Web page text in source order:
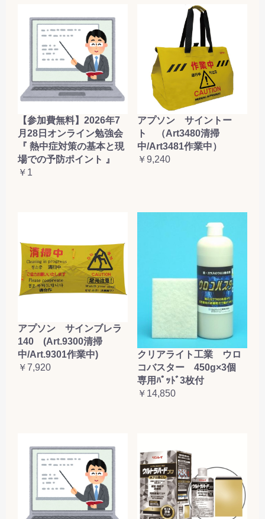
【参加費無料】2026年7
月28日オンライン勉強会
『 熱中症対策の基本と現
場での予防ポイント 』
￥1
アプソン サイントー
ト （Art3480清掃
中/Art3481作業中）
￥9,240
アプソン サインブレラ
140 (Art.9300清掃
中/Art.9301作業中)
￥7,920
クリアライト工業 ウロ
コバスター 450g×3個
専用ﾊﾟｯﾄﾞ3枚付
￥14,850